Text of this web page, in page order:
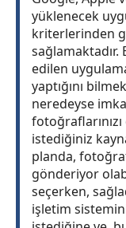
yüklenecek
kriterlerinden
sağlamaktadır.
edilen
yaptığını
neredeyse
istediğiniz
planda,
gönderiyor
seçerken,
işletim